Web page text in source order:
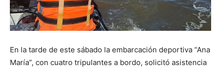
En la tarde de este sábado la embarcación deportiva “Ana
María”, con cuatro tripulantes a bordo, solicitó asistencia